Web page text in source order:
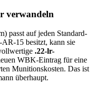
verwandeln
passt auf jeden Standard-
15 besitzt, kann sie
.22-lr-
WBK-Eintrag für eine
Munitionskosten. Das ist
überhaupt.